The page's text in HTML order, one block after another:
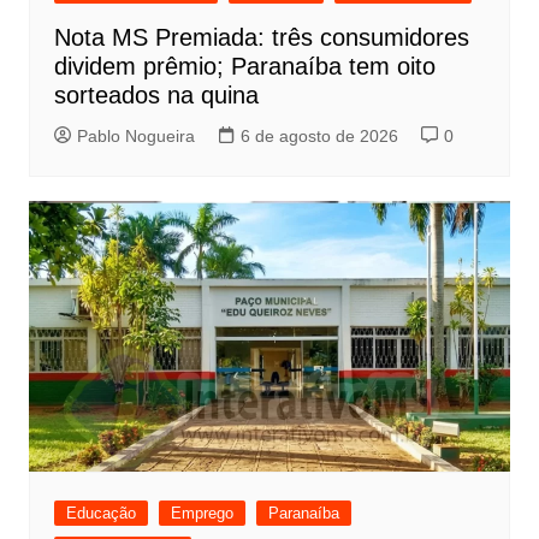
Nota MS Premiada: três consumidores
dividem prêmio; Paranaíba tem oito
sorteados na quina
Pablo Nogueira 6 de agosto de 2026 0
Educação Emprego Paranaíba